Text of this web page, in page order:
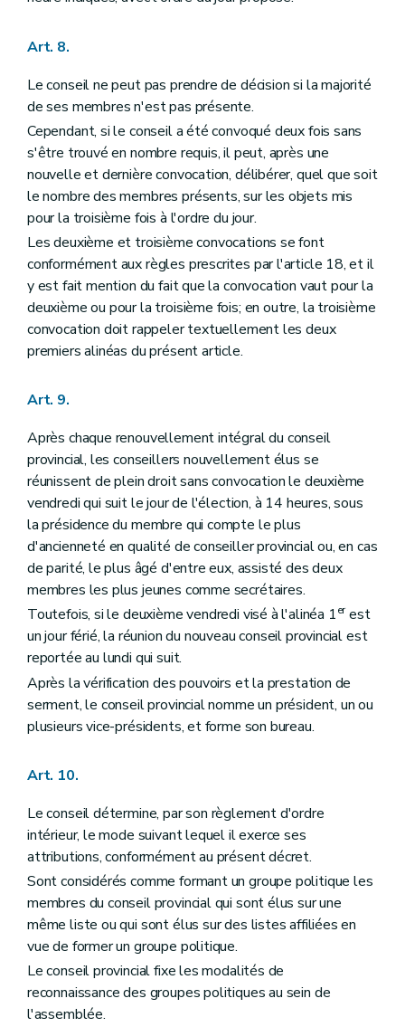
Art. 134
Art. 136
Art. 137
Art. 138
Art. 8.
Le conseil ne peut pas prendre de décision si la majorité
de ses membres n'est pas présente.
Cependant, si le conseil a été convoqué deux fois sans
s'être trouvé en nombre requis, il peut, après une
nouvelle et dernière convocation, délibérer, quel que soit
le nombre des membres présents, sur les objets mis
pour la troisième fois à l'ordre du jour.
Les deuxième et troisième convocations se font
conformément aux règles prescrites par l'article 18, et il
y est fait mention du fait que la convocation vaut pour la
deuxième ou pour la troisième fois; en outre, la troisième
convocation doit rappeler textuellement les deux
premiers alinéas du présent article.
Art. 9.
Après chaque renouvellement intégral du conseil
provincial, les conseillers nouvellement élus se
réunissent de plein droit sans convocation le deuxième
vendredi qui suit le jour de l'élection, à 14 heures, sous
la présidence du membre qui compte le plus
d'ancienneté en qualité de conseiller provincial ou, en cas
de parité, le plus âgé d'entre eux, assisté des deux
membres les plus jeunes comme secrétaires.
Toutefois, si le deuxième vendredi visé à l'alinéa 1erest
un jour férié, la réunion du nouveau conseil provincial est
reportée au lundi qui suit.
Après la vérification des pouvoirs et la prestation de
serment, le conseil provincial nomme un président, un ou
plusieurs vice-présidents, et forme son bureau.
Art. 10.
Le conseil détermine, par son règlement d'ordre
intérieur, le mode suivant lequel il exerce ses
attributions, conformément au présent décret.
Sont considérés comme formant un groupe politique les
membres du conseil provincial qui sont élus sur une
même liste ou qui sont élus sur des listes affiliées en
vue de former un groupe politique.
Le conseil provincial fixe les modalités de
reconnaissance des groupes politiques au sein de
l'assemblée.